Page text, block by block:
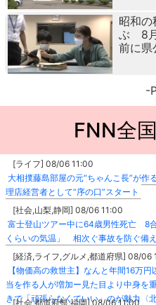
昭和の
ぶ 8月
前に県
-
FNN全
[ライフ] 08/06 11:00
大相撲藤島部屋の元“ちゃんこ長”が
理店経営者として“序の口”スタート
[社会,山梨,静岡] 08/06 11:00
富士登山ツアー中に64歳男性死亡 8
くらいの気温」 相次ぐ事故を防ぐ備
[経済,ライフ,グルメ,都道府県] 08/06
【物価高の救世主】なんと年間16万
当を作る人が増加ー見た目より中身を
きで「頑張らなくていい」のが魅力〈北
[社会,都道府県,福岡] 08/06 11:00